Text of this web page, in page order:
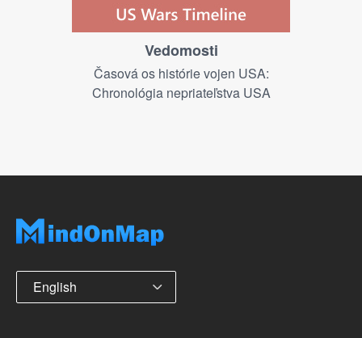
Vedomosti
Časová os histórie vojen USA:
Chronológia nepriateľstva USA
English